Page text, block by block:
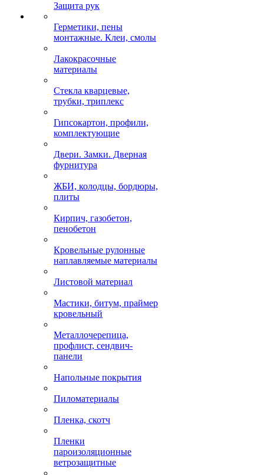
Защита рук
Герметики, пены
монтажные. Клеи, смолы
Лакокрасочные
материалы
Стекла кварцевые,
трубки, триплекс
Гипсокартон, профили,
комплектующие
Двери. Замки. Дверная
фурнитура
ЖБИ, колодцы, бордюры,
плиты
Кирпич, газобетон,
пенобетон
Кровельные рулонные
наплавляемые материалы
Листовой материал
Мастики, битум, праймер
кровельный
Металлочерепица,
профлист, сендвич-
панели
Напольные покрытия
Пиломатериалы
Пленка, скотч
Пленки
пароизоляционные
ветрозащитные